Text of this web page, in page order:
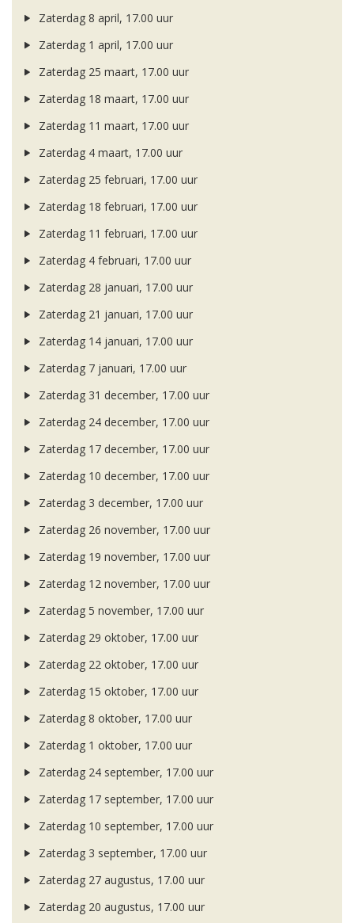
Zaterdag 8 april, 17.00 uur
Zaterdag 1 april, 17.00 uur
Zaterdag 25 maart, 17.00 uur
Zaterdag 18 maart, 17.00 uur
Zaterdag 11 maart, 17.00 uur
Zaterdag 4 maart, 17.00 uur
Zaterdag 25 februari, 17.00 uur
Zaterdag 18 februari, 17.00 uur
Zaterdag 11 februari, 17.00 uur
Zaterdag 4 februari, 17.00 uur
Zaterdag 28 januari, 17.00 uur
Zaterdag 21 januari, 17.00 uur
Zaterdag 14 januari, 17.00 uur
Zaterdag 7 januari, 17.00 uur
Zaterdag 31 december, 17.00 uur
Zaterdag 24 december, 17.00 uur
Zaterdag 17 december, 17.00 uur
Zaterdag 10 december, 17.00 uur
Zaterdag 3 december, 17.00 uur
Zaterdag 26 november, 17.00 uur
Zaterdag 19 november, 17.00 uur
Zaterdag 12 november, 17.00 uur
Zaterdag 5 november, 17.00 uur
Zaterdag 29 oktober, 17.00 uur
Zaterdag 22 oktober, 17.00 uur
Zaterdag 15 oktober, 17.00 uur
Zaterdag 8 oktober, 17.00 uur
Zaterdag 1 oktober, 17.00 uur
Zaterdag 24 september, 17.00 uur
Zaterdag 17 september, 17.00 uur
Zaterdag 10 september, 17.00 uur
Zaterdag 3 september, 17.00 uur
Zaterdag 27 augustus, 17.00 uur
Zaterdag 20 augustus, 17.00 uur